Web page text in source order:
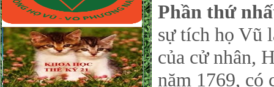
Phần thứ
sự tích họ Vũ
của cử nhân,
năm 1769, có